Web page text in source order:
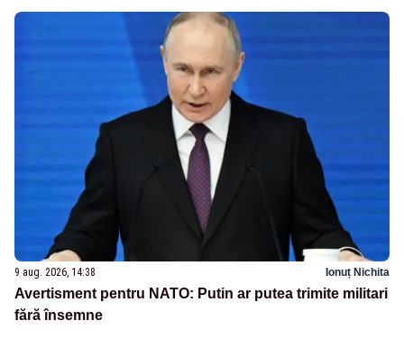
9 aug. 2026, 14:38 Ionuț Nichita
Avertisment pentru NATO: Putin ar putea trimite militari
fără însemne